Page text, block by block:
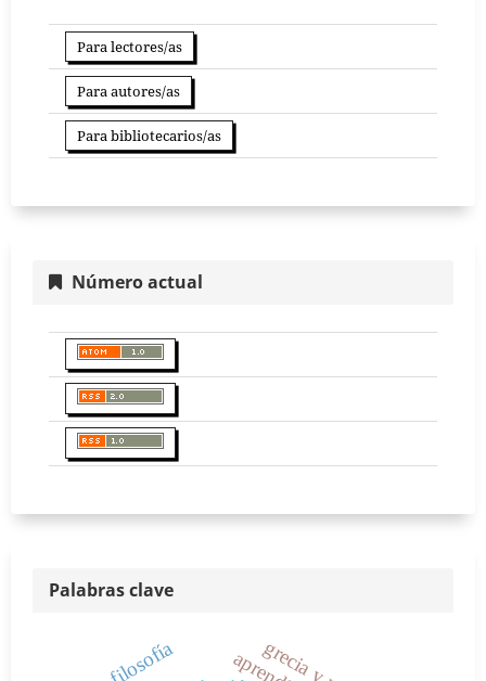
Para lectores/as
Para autores/as
Para bibliotecarios/as
Número actual
Palabras clave
filosofía